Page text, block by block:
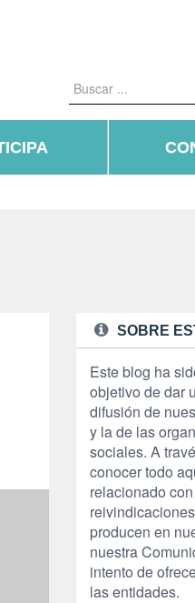
SOBRE
Este blog ha
objetivo de dar
difusión de
y la de las
sociales. A
conocer todo
relacionado
producen en
nuestra
intento de
las entidades.